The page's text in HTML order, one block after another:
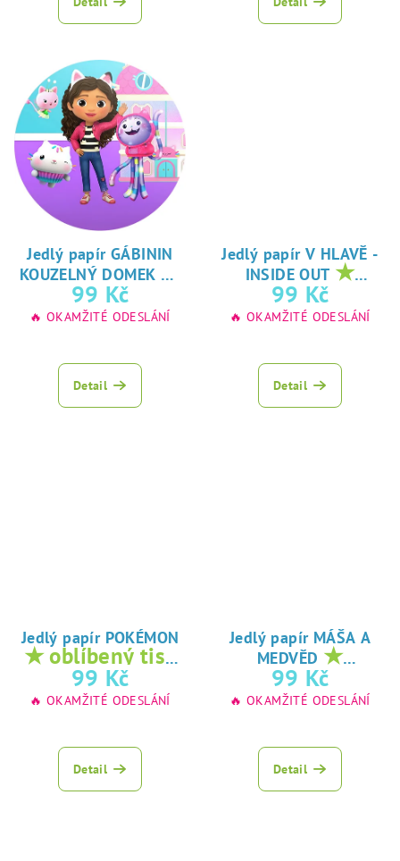
Jedlý papír GÁBININ
KOUZELNÝ DOMEK ★
oblíbený tisk na
jedlý papír
99 Kč
🔥 OKAMŽITÉ ODESLÁNÍ
Detail
Jedlý papír V HLAVĚ -
INSIDE OUT ★
oblíbený tisk na
jedlý papír
99 Kč
🔥 OKAMŽITÉ ODESLÁNÍ
Detail
Jedlý papír POKÉMON
★ oblíbený tisk
na jedlý papír
99 Kč
🔥 OKAMŽITÉ ODESLÁNÍ
Detail
Jedlý papír MÁŠA A
MEDVĚD ★
oblíbený tisk na
jedlý papír
99 Kč
🔥 OKAMŽITÉ ODESLÁNÍ
Detail